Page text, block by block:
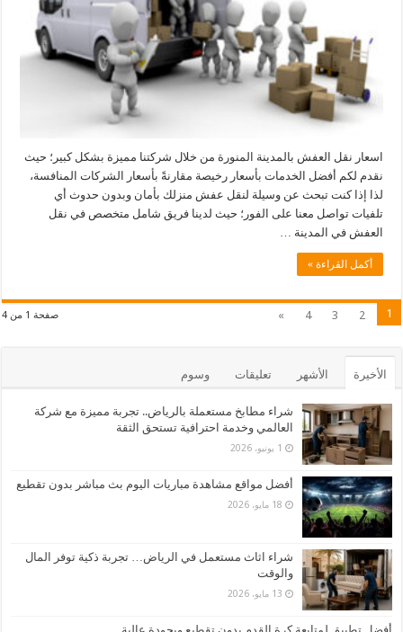
اسعار نقل العفش بالمدينة المنورة من خلال شركتنا مميزة بشكل كبير؛ حيث
نقدم لكم أفضل الخدمات بأسعار رخيصة مقارنةً بأسعار الشركات المنافسة،
لذا إذا كنت تبحث عن وسيلة لنقل عفش منزلك بأمان وبدون حدوث أي
تلفيات تواصل معنا على الفور؛ حيث لدينا فريق شامل متخصص في نقل
العفش في المدينة …
أكمل القراءة »
صفحة 1 من 4 1
2
3
4
»
الأخيرة الأشهر تعليقات وسوم
شراء مطابخ مستعملة بالرياض.. تجربة مميزة مع شركة
العالمي وخدمة احترافية تستحق الثقة
1 يونيو، 2026
أفضل مواقع مشاهدة مباريات اليوم بث مباشر بدون تقطيع
18 مايو، 2026
شراء اثاث مستعمل في الرياض… تجربة ذكية توفر المال
والوقت
13 مايو، 2026